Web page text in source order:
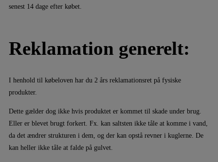
senest 14 dage efter købet.
Reklamation generelt:
I henhold til købeloven har du 2 års reklamationsret på fysiske
produkter.
Dette gælder dog ikke hvis produktet er kommet til skade under brug.
Eller er blevet brugt forkert. Fx. kan saltsten ikke tåle at komme i vand,
da det ændrer strukturen i dem, og der kan opstå revner i kuglerne. De
kan heller ikke tåle at falde på gulvet.